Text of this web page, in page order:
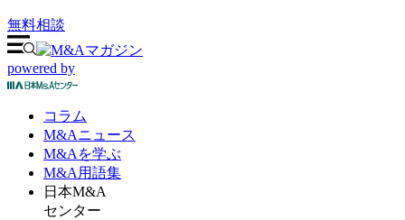
無料相談
powered by
コラム
M&Aニュース
M&Aを学ぶ
M&A 用語集
日本M&A
センター